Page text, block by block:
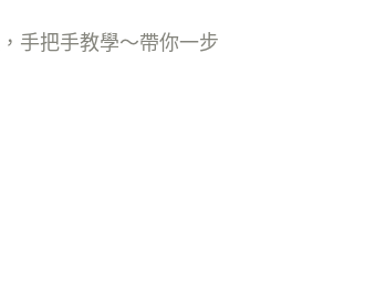
，手把手教學～帶你一步